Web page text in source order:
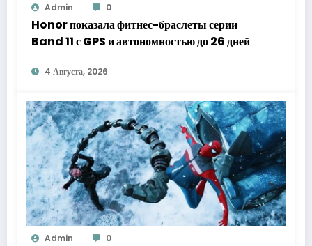
Admin 0
Honor показала фитнес-браслеты серии
Band 11 с GPS и автономностью до 26 дней
4 Августа, 2026
Admin 0